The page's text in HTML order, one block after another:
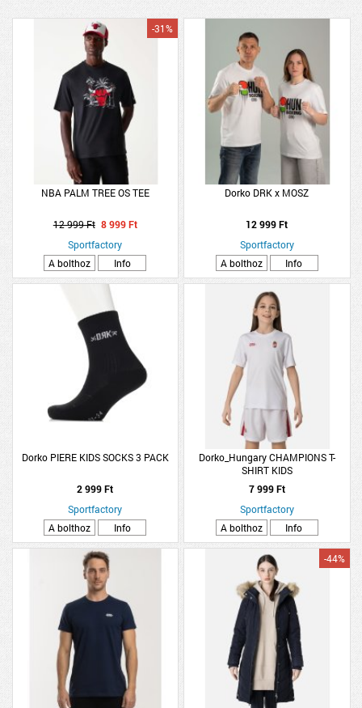
NBA PALM TREE OS TEE
-31%
12 999 Ft 8 999 Ft
Sportfactory
A bolthoz
Info
Dorko DRK x MOSZ
12 999 Ft
Sportfactory
A bolthoz
Info
Dorko PIERE KIDS SOCKS 3 PACK
2 999 Ft
Sportfactory
A bolthoz
Info
Dorko_Hungary CHAMPIONS T-
SHIRT KIDS
7 999 Ft
Sportfactory
A bolthoz
Info
-44%